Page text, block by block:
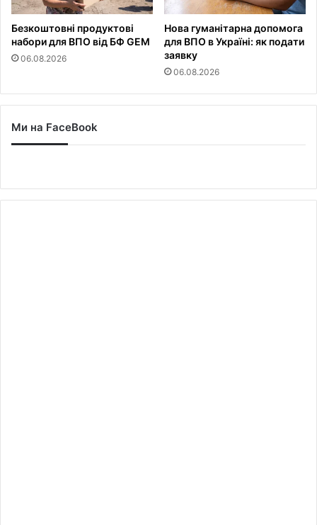
Безкоштовні продуктові
набори для ВПО від БФ GEM
06.08.2026
Нова гуманітарна допомога
для ВПО в Україні: як подати
заявку
06.08.2026
Ми на FaceBook